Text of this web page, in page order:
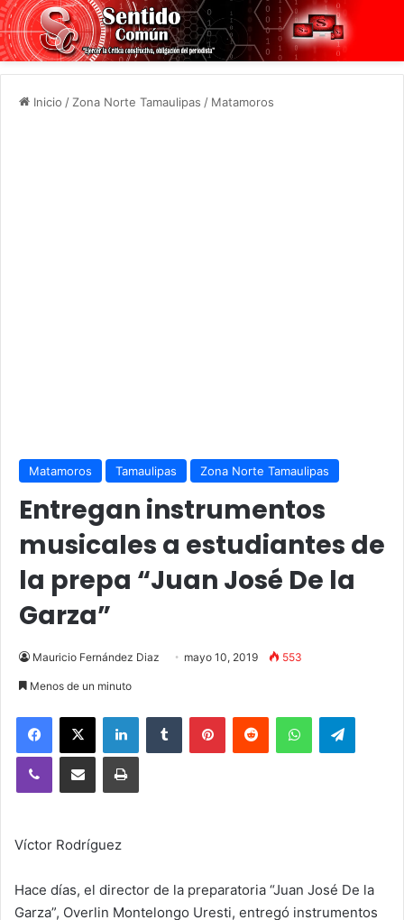
Inicio / Zona Norte Tamaulipas / Matamoros
Matamoros Tamaulipas Zona Norte Tamaulipas
Entregan instrumentos
musicales a estudiantes de
la prepa “Juan José De la
Garza”
Mauricio Fernández Diaz mayo 10, 2019 553
Menos de un minuto
Facebook
X LinkedInTumblr PinterestReddit WhatsApp
Viber Compartir vía email Imprimir
Víctor Rodríguez
Hace días, el director de la preparatoria “Juan José De la
Garza”, Overlin Montelongo Uresti, entregó instrumentos